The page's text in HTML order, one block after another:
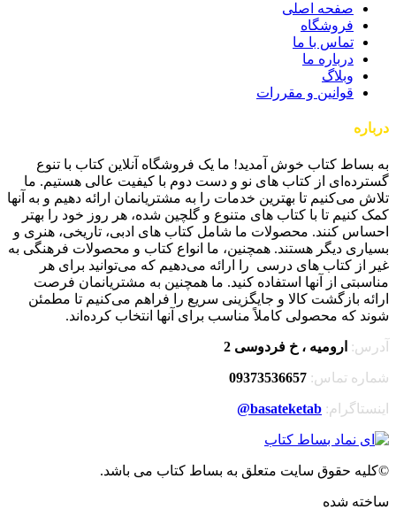
صفحه اصلی
فروشگاه
تماس با ما
درباره ما
وبلاگ
قوانین و مقررات
درباره
به بساط کتاب خوش آمدید! ما یک فروشگاه آنلاین کتاب با تنوع
گسترده‌ای از کتاب های نو و دست دوم با کیفیت عالی هستیم. ما
تلاش می‌کنیم تا بهترین خدمات را به مشتریانمان ارائه دهیم و به آنها
کمک کنیم تا با کتاب های متنوع و گلچین شده، هر روز خود را بهتر
احساس کنند. محصولات ما شامل کتاب های ادبی، تاریخی، هنری و
بسیاری دیگر هستند. همچنین، ما انواع کتاب و محصولات فرهنگی به
غیر از کتاب های درسی را ارائه می‌دهیم که می‌توانید برای هر
مناسبتی از آنها استفاده کنید. ما همچنین به مشتریانمان فرصت
ارائه بازگشت کالا و جایگزینی سریع را فراهم می‌کنیم تا مطمئن
شوند که محصولی کاملاً مناسب برای آنها انتخاب کرده‌اند.
آدرس: ارومیه ، خ فردوسی 2
شماره تماس: 09373536657
اینستاگرام: basateketab
@
©کلیه حقوق سایت متعلق به بساط کتاب می باشد.
ساخته شده